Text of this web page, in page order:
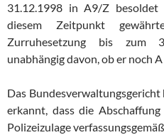
31.12.1998 in A9/Z
diesem Zeitpunkt
Zurruhesetzung bis zum
unabhängig davon, ob er noch
Das
erkannt, dass die
Polizeizulage